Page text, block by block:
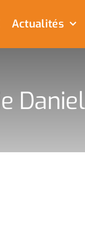
Actualités
Daniel